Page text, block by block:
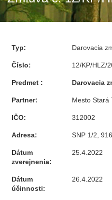
Typ: Darovacia
Číslo: 12/KP/HLZ/
Predmet : Darovacia
Partner: Mesto Stará
IČO: 312002
Adresa: SNP 1/2,
Dátum
zverejnenia:
25.4.2022
Dátum
účinnosti:
26.4.2022